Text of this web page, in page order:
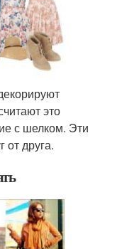
это
с шелком. Эти
от друга.